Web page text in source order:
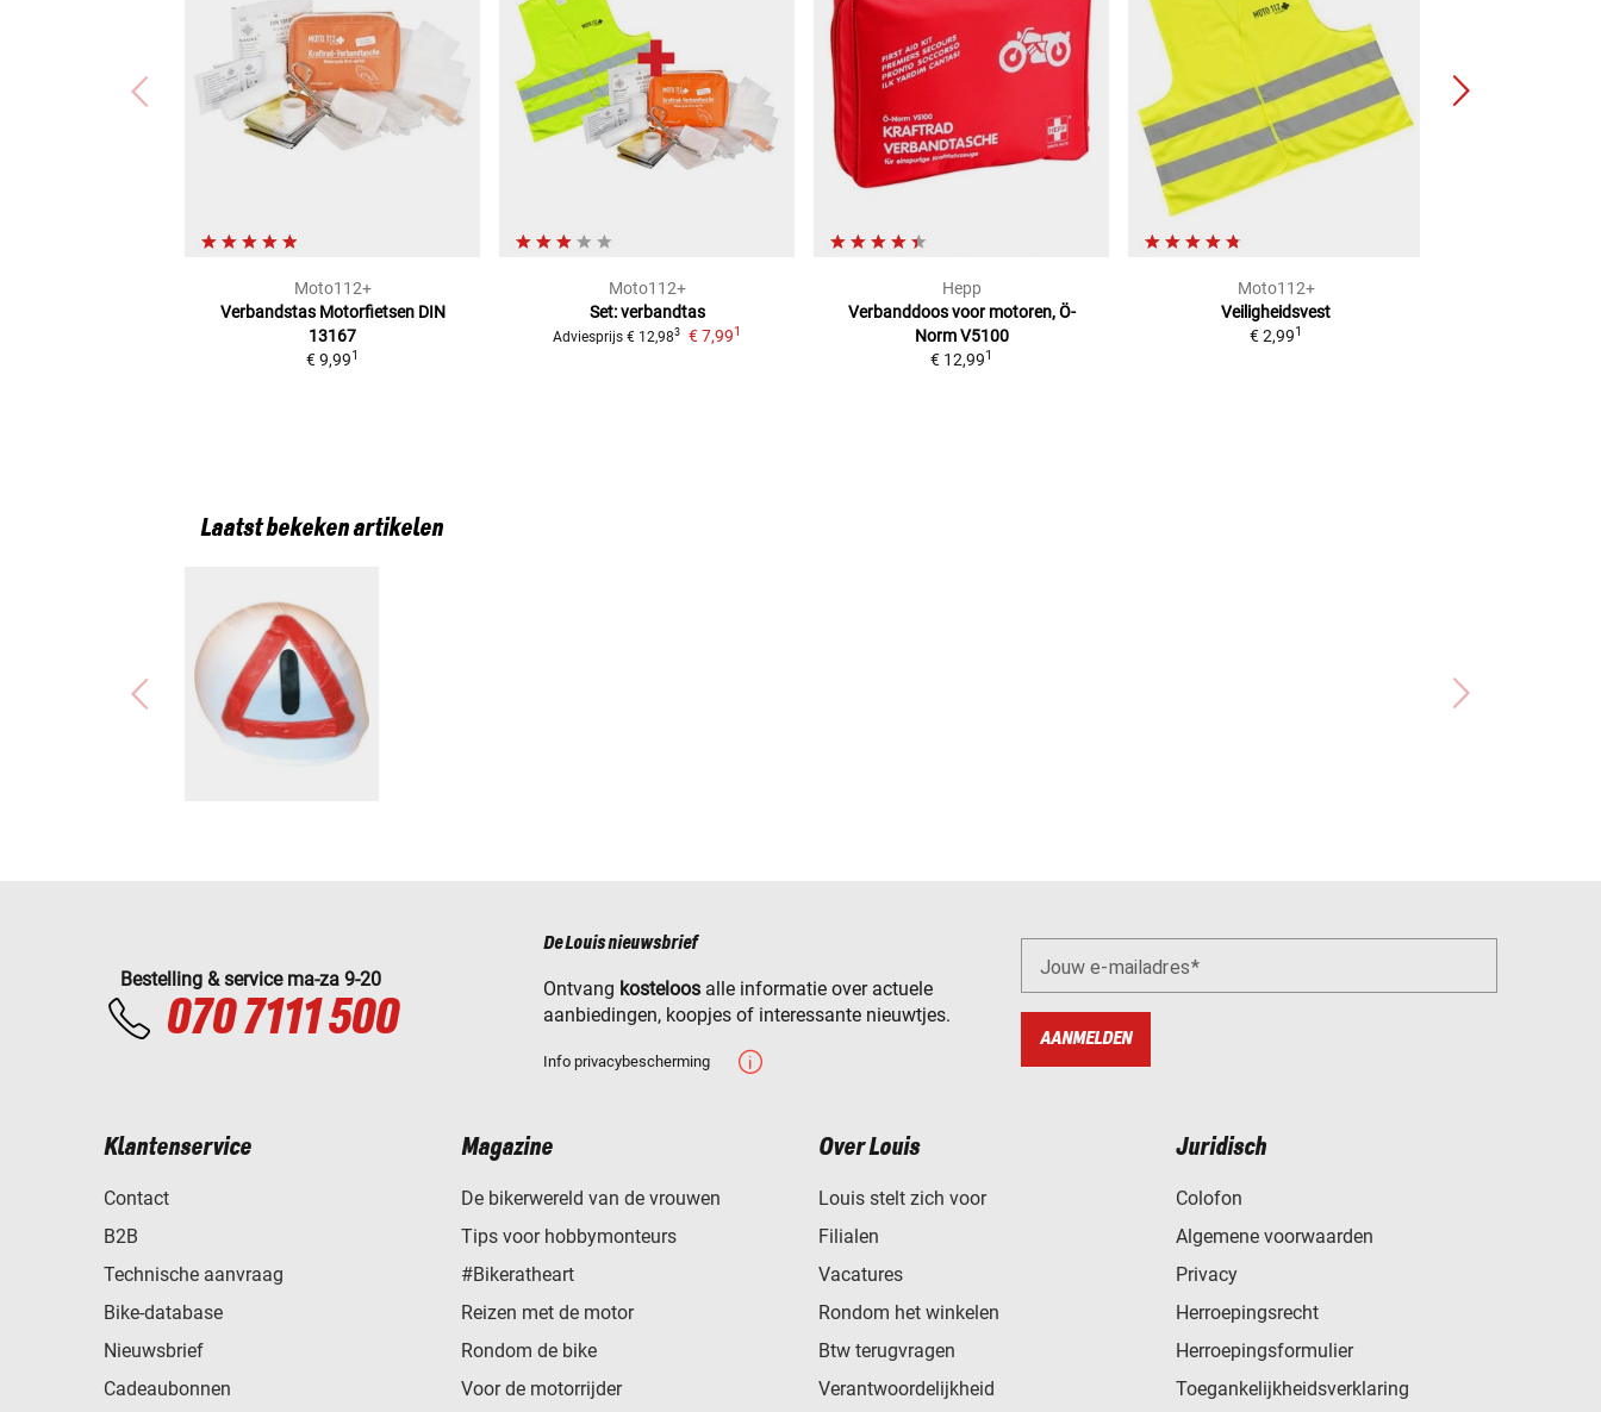
Moto112+
Verbandstas Motorfietsen DIN
13167
€ 9,991
Moto112+
Set: verbandtas
Adviesprijs € 12,983 € 7,991
Hepp
Verbanddoos voor motoren, Ö-
Norm V5100
€ 12,991
Moto112+
Veiligheidsvest
€ 2,991
Laatst bekeken artikelen
Bestelling & service ma-za 9-20
070 7111 500
De Louis nieuwsbrief
Ontvang kosteloos alle informatie over actuele
aanbiedingen, koopjes of interessante nieuwtjes.
Info privacybescherming
Jouw e-mailadres
AANMELDEN
Klantenservice
Contact
B2B
Technische aanvraag
Bike-database
Nieuwsbrief
Cadeaubonnen
Magazine
De bikerwereld van de vrouwen
Tips voor hobbymonteurs
#Bikeratheart
Reizen met de motor
Rondom de bike
Voor de motorrijder
Over Louis
Louis stelt zich voor
Filialen
Vacatures
Rondom het winkelen
Btw terugvragen
Verantwoordelijkheid
Juridisch
Colofon
Algemene voorwaarden
Privacy
Herroepingsrecht
Herroepingsformulier
Toegankelijkheidsverklaring